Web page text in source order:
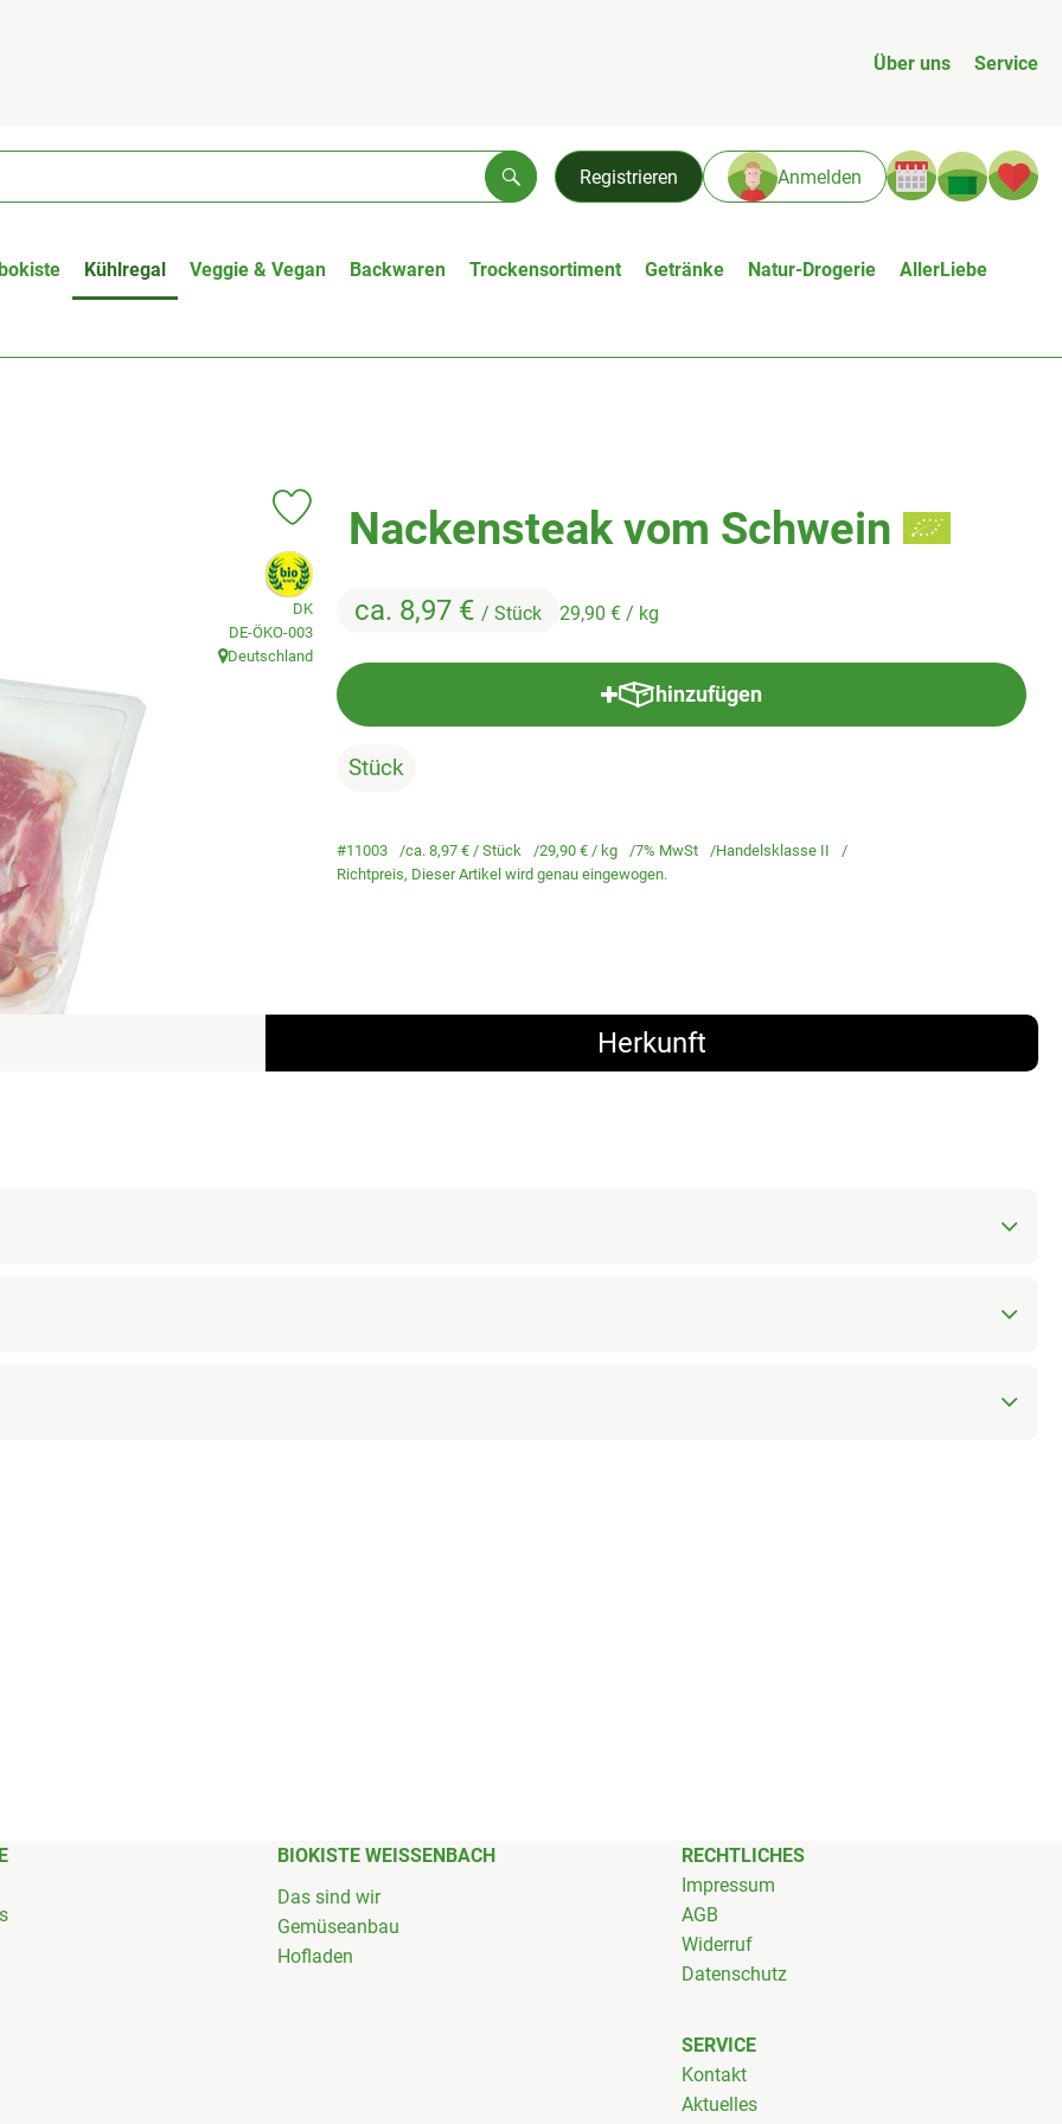
Über uns Service
Registrieren Anmelden
Suchen
Kühlregal Veggie & Vegan Backwaren Trockensortiment Getränke Natur-Drogerie AllerLiebe
Nackensteak vom Schwein
ca. 8,97 € / Stück 29,90 € / kg
Produkt zu Favouriten hinzufügen
, Verband:
DK
, Kontrollstelle:
DE-ÖKO-003
, Herkunft:
Deutschland
hinzufügen
Produkt zum Warenkorb hinzufügen
Stück
#11003 ca. 8,97 € / Stück 29,90 € / kg 7% MwSt
Handelsklasse II
Richtpreis, Dieser Artikel wird genau eingewogen.
Herkunft
BIOKISTE WEISSENBACH
Das sind wir
Gemüseanbau
Hofladen
RECHTLICHES
Impressum
AGB
Widerruf
Datenschutz
SERVICE
Kontakt
Aktuelles